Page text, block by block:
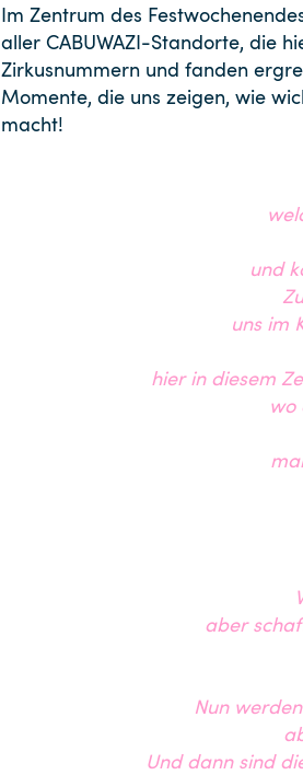
Im Zentrum des
aller CABUWAZI-Standorte, die
Zirkusnummern und fanden
Momente, die uns zeigen, wie
macht!
und
uns im
hier in diesem
wo
aber
Nun
Und dann sind